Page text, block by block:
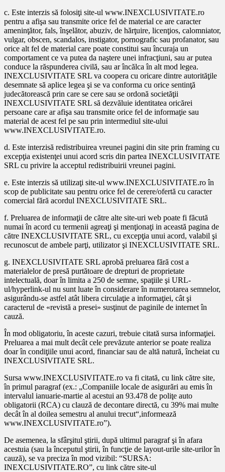
c. Este interzis să folosiţi site-ul www.INEXCLUSIVITATE.ro
pentru a afişa sau transmite orice fel de material ce are caracter
ameninţător, fals, înşelător, abuziv, de hărţuire, licenţios, calomniator,
vulgar, obscen, scandalos, instigator, pornografic sau profanator, sau
orice alt fel de material care poate constitui sau încuraja un
comportament ce va putea da naştere unei infracţiuni, sau ar putea
conduce la răspunderea civilă, sau ar încălca în alt mod legea.
INEXCLUSIVITATE SRL va coopera cu oricare dintre autorităţile
desemnate să aplice legea şi se va conforma cu orice sentinţă
judecătorească prin care se cere sau se ordonă societăţii
INEXCLUSIVITATE SRL să dezvăluie identitatea oricărei
persoane care ar afişa sau transmite orice fel de informaţie sau
material de acest fel pe sau prin intermediul site-ului
www.INEXCLUSIVITATE.ro.
d. Este interzisă redistribuirea vreunei pagini din site prin framing cu
excepţia existenţei unui acord scris din partea INEXCLUSIVITATE
SRL cu privire la acceptul redistribuirii vreunei pagini.
e. Este interzis să utilizaţi site-ul www.INEXCLUSIVITATE.ro în
scop de publicitate sau pentru orice fel de cerere/ofertă cu caracter
comercial fără acordul INEXCLUSIVITATE SRL.
f. Preluarea de informaţii de către alte site-uri web poate fi făcută
numai în acord cu termenii agreaţi şi menţionaţi in această pagina de
către INEXCLUSIVITATE SRL, cu excepţia unui acord, valabil şi
recunoscut de ambele parţi, utilizator şi INEXCLUSIVITATE SRL.
g. INEXCLUSIVITATE SRL aprobă preluarea fără cost a
materialelor de presă purtătoare de drepturi de proprietate
intelectuală, doar în limita a 250 de semne, spaţiile şi URL-
ul/hyperlink-ul nu sunt luate în considerare în numerotarea semnelor,
asigurându-se astfel atât libera circulaţie a informaţiei, cât şi
caracterul de «revistă a presei» susţinut de paginile de internet în
cauză.
În mod obligatoriu, în aceste cazuri, trebuie citată sursa informaţiei.
Preluarea a mai mult decât cele prevăzute anterior se poate realiza
doar în condiţiile unui acord, financiar sau de altă natură, încheiat cu
INEXCLUSIVITATE SRL.
Sursa www.INEXCLUSIVITATE.ro va fi citată, cu link către site,
în primul paragraf (ex.: „Companiile locale de asigurări au emis în
intervalul ianuarie-martie al acestui an 93.478 de poliţe auto
obligatorii (RCA) cu clauză de decontare directă, cu 39% mai multe
decât în al doilea semestru al anului trecut“,informează
www.INEXCLUSIVITATE.ro”).
De asemenea, la sfârşitul ştirii, după ultimul paragraf şi în afara
acestuia (sau la începutul ştirii, în funcţie de layout-urile site-urilor în
cauză), se va preciza în mod vizibil: “SURSA:
INEXCLUSIVITATE.RO”, cu link către site-ul